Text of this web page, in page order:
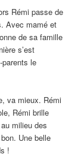
Rémi passe de
Avec mamé et
de sa famille
s’est
le
va mieux. Rémi
Rémi brille
milieu des
Une belle
!